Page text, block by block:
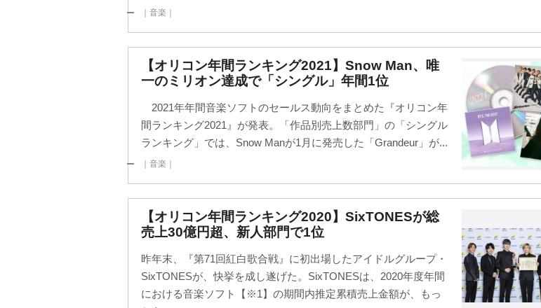
｜音楽｜
【オリコン年間ランキング2021】Snow Man、唯
一のミリオン達成で「シングル」年間1位
2021年年間音楽ソフトのセールス動向をまとめた『オリコン年
間ランキング2021』が発表。「作品別売上数部門」の「シングル
ランキング」では、Snow Manが1月に発売した「Grandeur」が...
｜音楽｜
【オリコン年間ランキング2020】SixTONESが総
売上30億円超、新人部門で1位
昨年末、『第71回紅白歌合戦』に初出場したアイドルグループ・
SixTONESが、快挙を成し遂げた。SixTONESは、2020年度年間
における音楽ソフト【※1】の期間内推定累積売上金額が、もっ